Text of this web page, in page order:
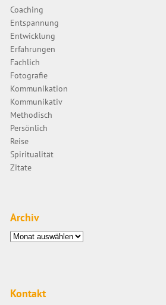
Coaching
Entspannung
Entwicklung
Erfahrungen
Fachlich
Fotografie
Kommunikation
Kommunikativ
Methodisch
Persönlich
Reise
Spiritualität
Zitate
Archiv
Archiv
Kontakt